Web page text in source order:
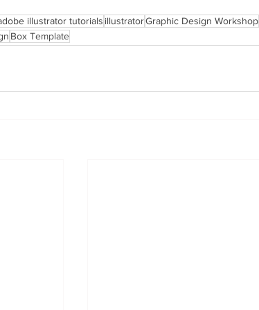
illustrator tutorials illustratorGraphic Design Workshop
Box Template